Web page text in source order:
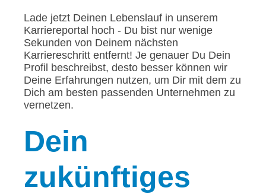
Lade jetzt Deinen Lebenslauf in unserem
Karriereportal hoch - Du bist nur wenige
Sekunden von Deinem nächsten
Karriereschritt entfernt! Je genauer Du Dein
Profil beschreibst, desto besser können wir
Deine Erfahrungen nutzen, um Dir mit dem zu
Dich am besten passenden Unternehmen zu
vernetzen.
Dein
zukünftiges